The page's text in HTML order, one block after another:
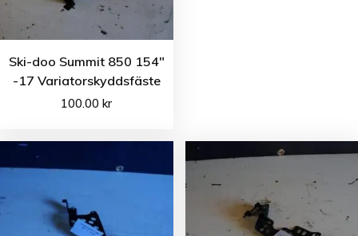
Ski-doo Summit 850 154″
-17 Variatorskyddsfäste
100.00kr